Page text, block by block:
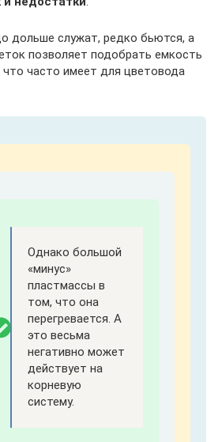
дольше служат, редко бьются, а
позволяет подобрать емкость
часто имеет для цветовода
Однако большой
«минус»
пластмассы в
том, что она
перегревается. А
это весьма
негативно может
действует на
корневую
систему.